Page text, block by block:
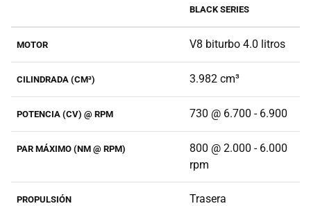
BLACK SERIES
MOTOR V8 biturbo 4.0 litros
CILINDRADA (CM³) 3.982 cm³
POTENCIA (CV) @ RPM 730 @ 6.700 - 6.900
PAR MÁXIMO (NM @ RPM)
800 @ 2.000 - 6.000
rpm
PROPULSIÓN Trasera